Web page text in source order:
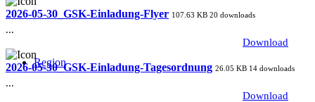
Region
2026-05-30_GSK-Einladung-Flyer 107.63 KB 20 downloads
...
Download
2026-05-30_GSK-Einladung-Tagesordnung 26.05 KB 14 downloads
...
Download